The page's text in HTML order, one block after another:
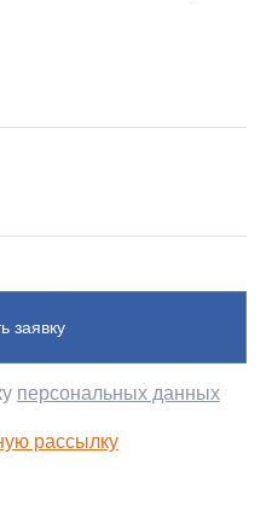
заявку
персональных данных
рассылку